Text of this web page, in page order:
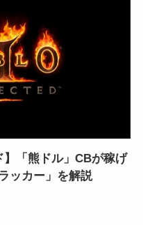
】「熊ドル」CBが稼げ
ッカー」を解説